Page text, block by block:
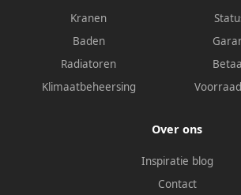
Kranen
Baden
Radiatoren
Klimaatbeheersing
Over ons
Inspiratie blog
Contact